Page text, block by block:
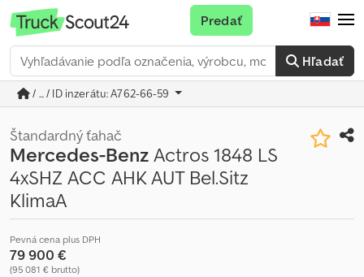
Hľadať
Predať
/ ... / ID inzerátu: A762-66-59
Štandardný ťahač
Mercedes-BenzActros 1848 LS
4xSHZ ACC AHK AUT Bel.Sitz
KlimaA
Pevná cena plus DPH
79 900 €
(95 081 € brutto)